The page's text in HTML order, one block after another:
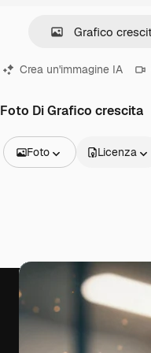
Crea un'immagine IA
Foto Di Grafico crescita
Foto
Video
Motion graphic
Modelli di video
Icone
Modelli 3D
Licenza